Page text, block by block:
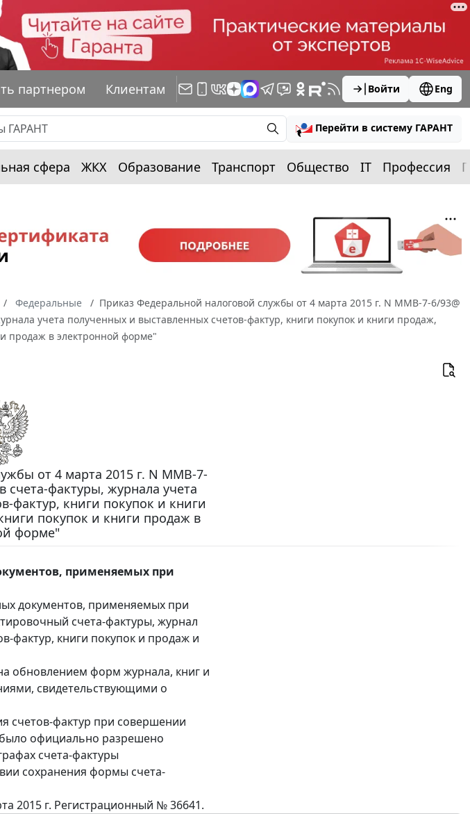
партнером Клиентам Войти Eng
Перейти в систему ГАРАНТ
сфера ЖКХ Образование Транспорт Общество IT Профессия
Федеральные
Приказ Федеральной налоговой службы от 4 марта 2015 г. N ММВ-7-6/93@
учета полученных и выставленных счетов-фактур, книги покупок и книги продаж,
продаж в электронной форме"
от 4 марта 2015 г. N ММВ-7-
фактуры, журнала учета
фактур, книги покупок и книги
покупок и книги продаж в
форме"
применяемых при
документов, применяемых при
счета-фактуры, журнал
фактур, книги покупок и продаж и
обновлением форм журнала, книг и
свидетельствующими о
счетов-фактур при совершении
официально разрешено
счета-фактуры
сохранения формы счета-
2015 г. Регистрационный № 36641.